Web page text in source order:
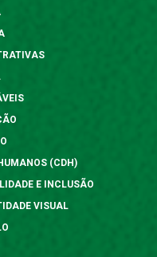
(CDH)
E INCLUSÃO
VISUAL